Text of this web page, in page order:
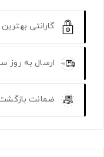
گارانتی
ارسال به روز
ضمانت